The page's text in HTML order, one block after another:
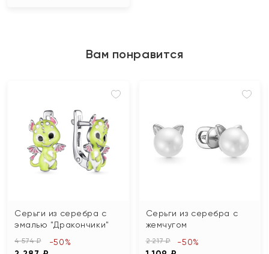
Вам понравится
Серьги из серебра с
эмалью "Дракончики"
4 574 ₽ -50%
Серьги из серебра с
жемчугом
2 217 ₽ -50%